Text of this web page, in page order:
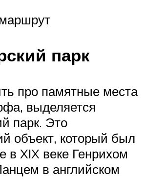
парк
про памятные места
выделяется
парк. Это
объект, который был
в XIX веке Генрихом
в английском